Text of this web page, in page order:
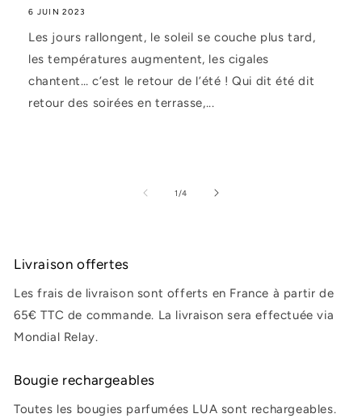
6 JUIN 2023
Les jours rallongent, le soleil se couche plus tard,
les températures augmentent, les cigales
chantent… c’est le retour de l’été ! Qui dit été dit
retour des soirées en terrasse,...
1 /de
4
Livraison offertes
Les frais de livraison sont offerts en France à partir de
65€ TTC de commande. La livraison sera effectuée via
Mondial Relay.
Bougie rechargeables
Toutes les bougies parfumées LUA sont rechargeables.